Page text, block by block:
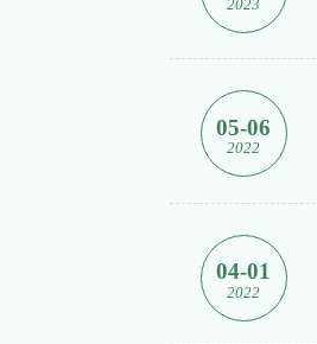
2023
05-06
2022
04-01
2022